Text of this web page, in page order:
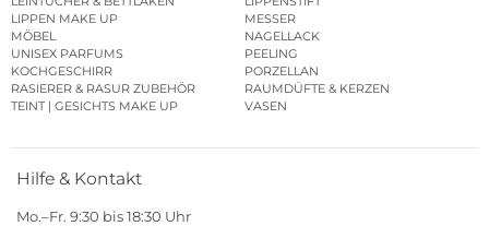
LIPPEN MAKE UP
MESSER
MÖBEL
NAGELLACK
UNISEX PARFUMS
PEELING
KOCHGESCHIRR
PORZELLAN
RASIERER & RASUR ZUBEHÖR
RAUMDÜFTE & KERZEN
TEINT | GESICHTS MAKE UP
VASEN
Hilfe & Kontakt
Mo.–Fr. 9:30 bis 18:30 Uhr